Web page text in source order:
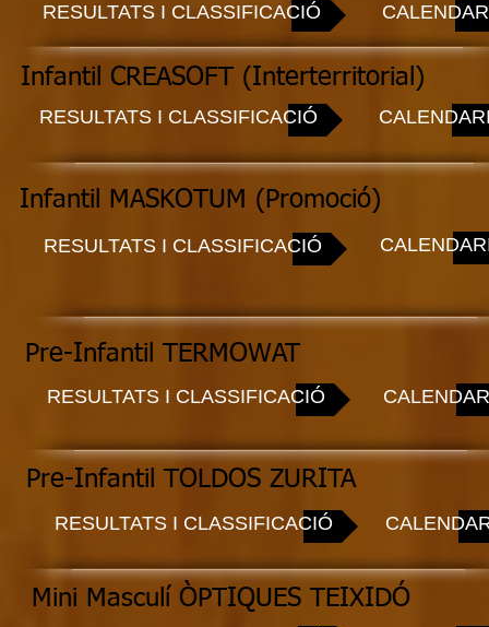
Infantil CREASOFT (Interterritorial)
RESULTATS I CLASSIFICACIÓ
Infantil MASKOTUM (Promoció)
RESULTATS I CLASSIFICACIÓ
RESULTATS I CLASSIFICACIÓ
Pre-Infantil TERMOWAT
RESULTATS I CLASSIFICACIÓ
Pre-Infantil TOLDOS ZURITA
RESULTATS I CLASSIFICACIÓ
Mini Masculí ÒPTIQUES TEIXIDÓ